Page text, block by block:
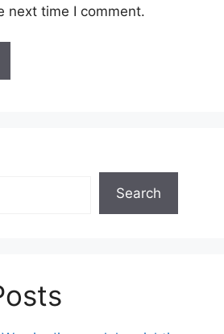
next time I comment.
Search